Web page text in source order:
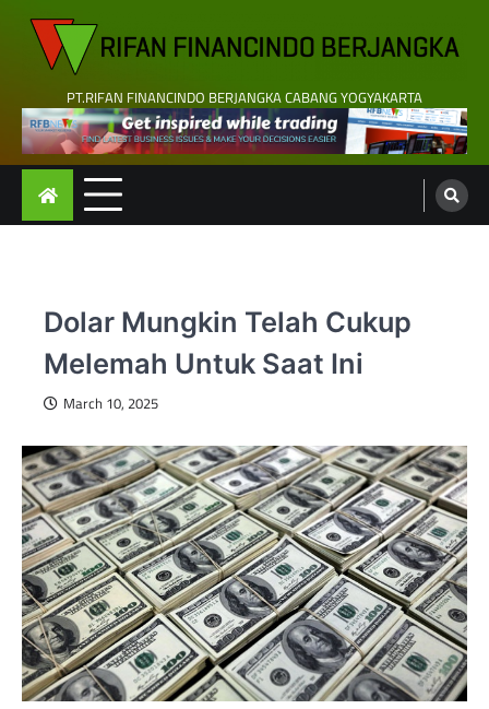
content
PT.RIFAN FINANCINDO BERJANGKA CABANG YOGYAKARTA
Dolar Mungkin Telah Cukup
Melemah Untuk Saat Ini
March 10, 2025